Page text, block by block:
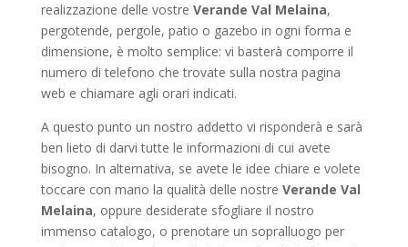
realizzazione delle vostre Verande Val Melaina,
pergotende, pergole, patio o gazebo in ogni forma e
dimensione, è molto semplice: vi basterà comporre il
numero di telefono che trovate sulla nostra pagina
web e chiamare agli orari indicati.
A questo punto un nostro addetto vi risponderà e sarà
ben lieto di darvi tutte le informazioni di cui avete
bisogno. In alternativa, se avete le idee chiare e volete
toccare con mano la qualità delle nostre Verande Val
Melaina, oppure desiderate sfogliare il nostro
immenso catalogo, o prenotare un sopralluogo per